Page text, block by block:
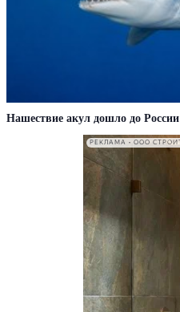
Нашествие акул дошло до России